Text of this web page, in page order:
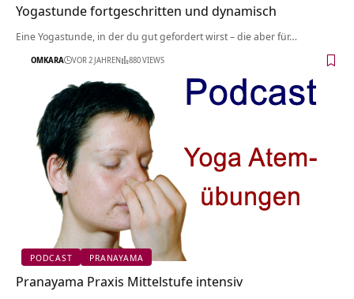
Yogastunde fortgeschritten und dynamisch
Eine Yogastunde, in der du gut gefordert wirst – die aber für…
OMKARA VOR 2 JAHREN 880 VIEWS
PODCAST PRANAYAMA
Pranayama Praxis Mittelstufe intensiv